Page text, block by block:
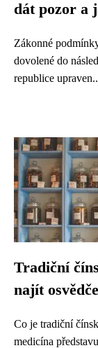
dát pozor a
Zákonné
dovolené do
republice
Tradiční
najít
Co je tradiční
medicína